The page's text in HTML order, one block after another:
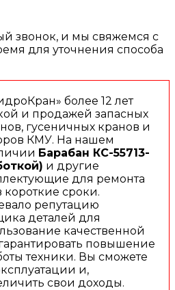
звонок, и мы свяжемся с
для уточнения способа
более 12 лет
и продажей запасных
гусеничных кранов и
КМУ. На нашем
Барабан КС-55713-
и другие
для ремонта
короткие сроки.
репутацию
деталей для
качественной
повышение
техники. Вы сможете
и,
свои доходы.